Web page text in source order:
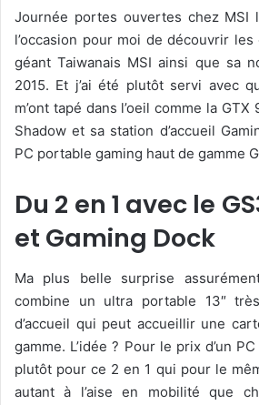
X
Journée portes ouvertes chez MSI
l’occasion pour moi de découvrir
géant Taiwanais MSI ainsi que sa
2015. Et j’ai été plutôt servi avec
m’ont tapé dans l’oeil comme la
Shadow et sa station d’accueil
PC portable gaming haut de gamme
Du 2 en 1 avec le
et Gaming Dock
Ma plus belle surprise
combine un ultra portable 13″
d’accueil qui peut accueillir une
gamme. L’idée ? Pour le prix d’un
plutôt pour ce 2 en 1 qui pour le
autant à l’aise en mobilité que